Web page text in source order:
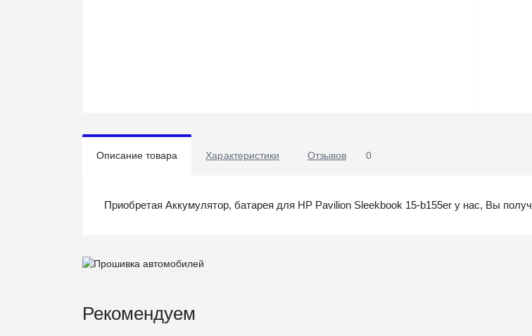
Описание товара Характеристики Отзывов 0
Приобретая Аккумулятор, батарея для HP Pavilion Sleekbook 15-b155er у нас, Вы
Рекомендуем